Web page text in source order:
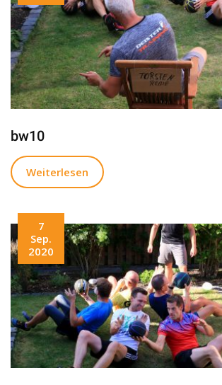
bw10
Weiterlesen
7
Sep.
2020